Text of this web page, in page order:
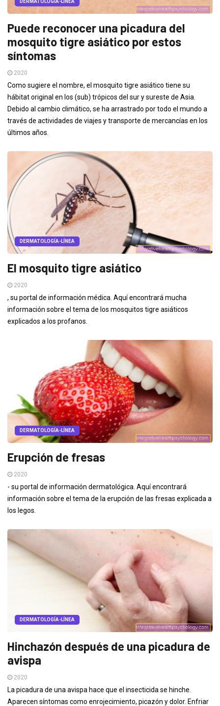
Puede reconocer una picadura del
mosquito tigre asiático por estos
síntomas
2020
Como sugiere el nombre, el mosquito tigre asiático tiene su
hábitat original en los (sub) trópicos del sur y sureste de Asia.
Debido al cambio climático, se ha arrastrado por todo el mundo a
través de actividades de viajes y transporte de mercancías en los
últimos años.
DERMATOLOGÍA-LÍNEA
El mosquito tigre asiático
2020
, su portal de información médica. Aquí encontrará mucha
información sobre el tema de los mosquitos tigre asiáticos
explicados a los profanos.
DERMATOLOGÍA-LÍNEA
Erupción de fresas
2020
- su portal de información dermatológica. Aquí encontrará
información sobre el tema de la erupción de las fresas explicada a
los legos.
DERMATOLOGÍA-LÍNEA
Hinchazón después de una picadura de
avispa
2020
La picadura de una avispa hace que el insecticida se hinche.
Aparecen síntomas como enrojecimiento, picazón y dolor. Enfriar